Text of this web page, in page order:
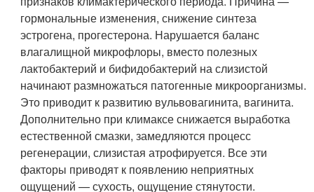
гормональные изменения, снижение синтеза
эстрогена, прогестерона. Нарушается баланс
влагалищной микрофлоры, вместо полезных
лактобактерий и бифидобактерий на слизистой
начинают размножаться патогенные микроорганизмы.
Это приводит к развитию вульвовагинита, вагинита.
Дополнительно при климаксе снижается выработка
естественной смазки, замедляются процесс
регенерации, слизистая атрофируется. Все эти
факторы приводят к появлению неприятных
ощущений — сухость, ощущение стянутости.